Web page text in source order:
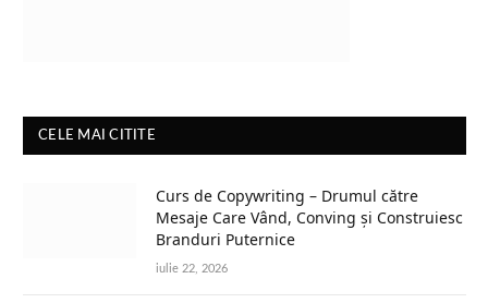
CELE MAI CITITE
Curs de Copywriting – Drumul către
Mesaje Care Vând, Conving și Construiesc
Branduri Puternice
iulie 22, 2026